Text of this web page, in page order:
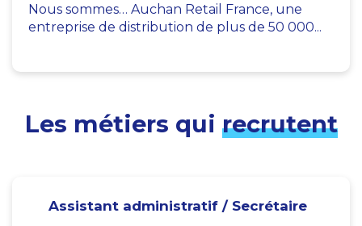
Nous sommes… Auchan Retail France, une
entreprise de distribution de plus de 50 000...
Les métiers qui recrutent
Assistant administratif / Secrétaire